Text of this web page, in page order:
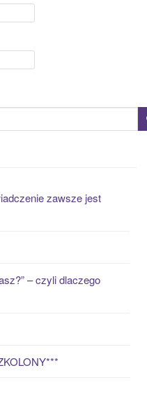
zawsze jest
– czyli dlaczego